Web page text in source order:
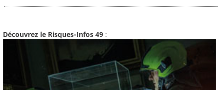
Découvrez le Risques-Infos 49 :